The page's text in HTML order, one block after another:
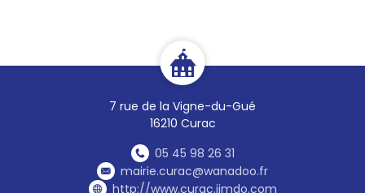
7 rue de la Vigne-du-Gué
16210 Curac
05 45 98 26 31
mairie.curac@wanadoo.fr
http://www.curac.jimdo.com